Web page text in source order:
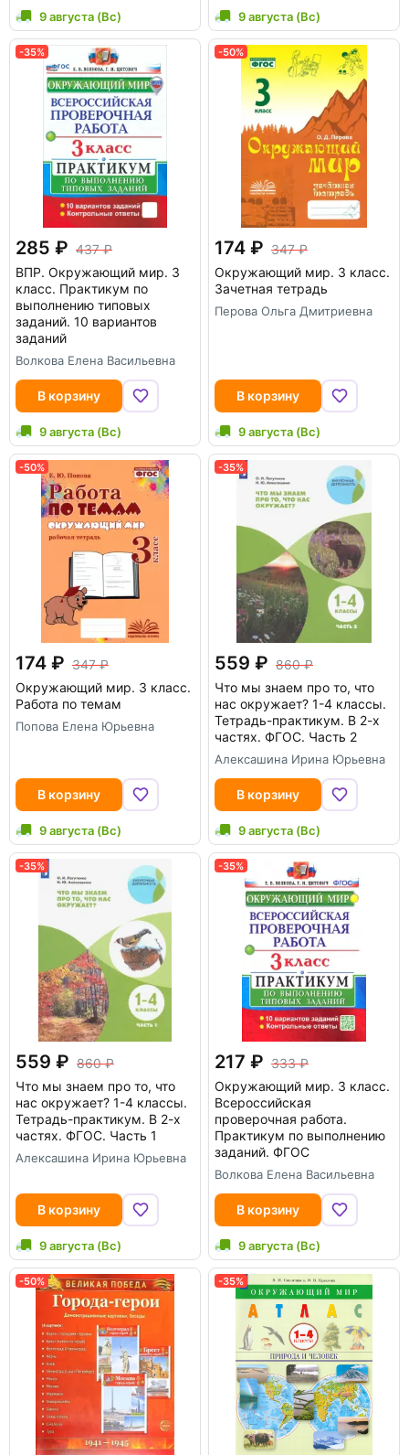
9 августа (Вс) 9 августа (Вс)
-35%
285
437
ВПР. Окружающий мир. 3
класс. Практикум по
выполнению типовых
заданий. 10 вариантов
заданий
Волкова Елена Васильевна
В корзину
9 августа (Вс)
-50%
174
347
Окружающий мир. 3 класс.
Зачетная тетрадь
Перова Ольга Дмитриевна
В корзину
9 августа (Вс)
-50%
174
347
Окружающий мир. 3 класс.
Работа по темам
Попова Елена Юрьевна
В корзину
9 августа (Вс)
-35%
559
860
Что мы знаем про то, что
нас окружает? 1-4 классы.
Тетрадь-практикум. В 2-х
частях. ФГОС. Часть 2
Алексашина Ирина Юрьевна
В корзину
9 августа (Вс)
-35%
559
860
Что мы знаем про то, что
нас окружает? 1-4 классы.
Тетрадь-практикум. В 2-х
частях. ФГОС. Часть 1
Алексашина Ирина Юрьевна
В корзину
9 августа (Вс)
-35%
217
333
Окружающий мир. 3 класс.
Всероссийская
проверочная работа.
Практикум по выполнению
заданий. ФГОС
Волкова Елена Васильевна
В корзину
9 августа (Вс)
-50% -35%